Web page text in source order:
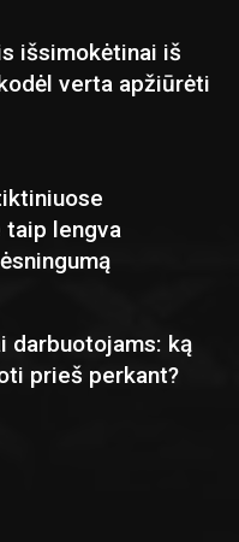
išsimokėtinai iš
verta apžiūrėti
lengva
darbuotojams: ką
prieš perkant?